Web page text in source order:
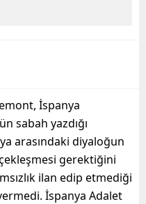
İspanya
sabah yazdığı
arasındaki diyaloğun
gerektiğini
ilan edip etmediği
İspanya Adalet